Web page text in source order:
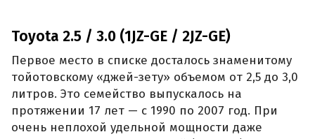
Toyota 2.5 / 3.0 (1JZ-GE / 2JZ-GE)
Первое место в списке досталось знаменитому
тойотовскому «джей-зету» объемом от 2,5 до 3,0
литров. Это семейство выпускалось на
протяжении 17 лет — с 1990 по 2007 год. При
очень неплохой удельной мощности даже